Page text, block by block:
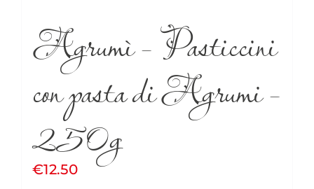
Agrumì – Pasticcini
con pasta di Agrumi –
250g
€12.50